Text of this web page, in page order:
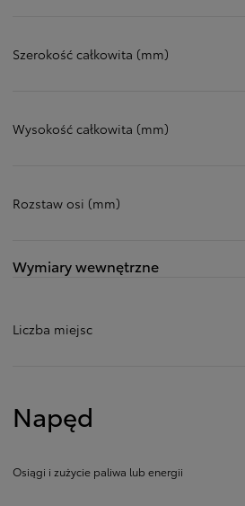
Szerokość całkowita (mm)
Wysokość całkowita (mm)
Rozstaw osi (mm)
Wymiary wewnętrzne
Liczba miejsc
Napęd
Osiągi i zużycie paliwa lub energii